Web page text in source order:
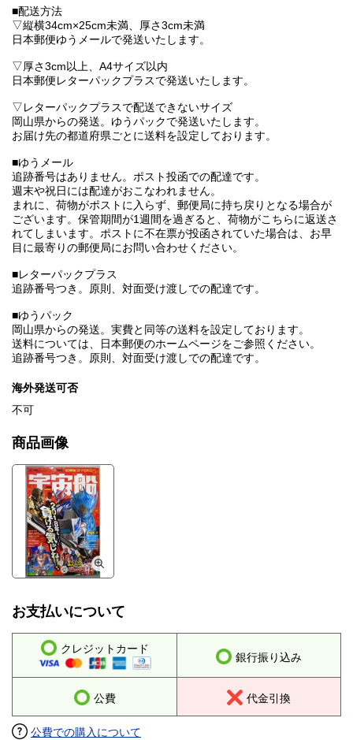
■配送方法
▽縦横34cm×25cm未満、厚さ3cm未満
日本郵便ゆうメールで発送いたします。
▽厚さ3cm以上、A4サイズ以内
日本郵便レターパックプラスで発送いたします。
▽レターパックプラスで配送できないサイズ
岡山県からの発送。ゆうパックで発送いたします。
お届け先の都道府県ごとに送料を設定しております。
■ゆうメール
追跡番号はありません。ポスト投函での配達です。
週末や祝日には配達がおこなわれません。
まれに、荷物がポストに入らず、郵便局に持ち戻りとなる場合が
ございます。保管期間が1週間を過ぎると、荷物がこちらに返送さ
れてしまいます。ポストに不在票が投函されていた場合は、お早
目に最寄りの郵便局にお問い合わせください。
■レターパックプラス
追跡番号つき。原則、対面受け渡しでの配達です。
■ゆうパック
岡山県からの発送。実費と同等の送料を設定しております。
送料については、日本郵便のホームページをご参照ください。
追跡番号つき。原則、対面受け渡しでの配達です。
海外発送可否
不可
商品画像
お支払いについて
クレジットカード
銀行振り込み
公費 代金引換
公費での購入について